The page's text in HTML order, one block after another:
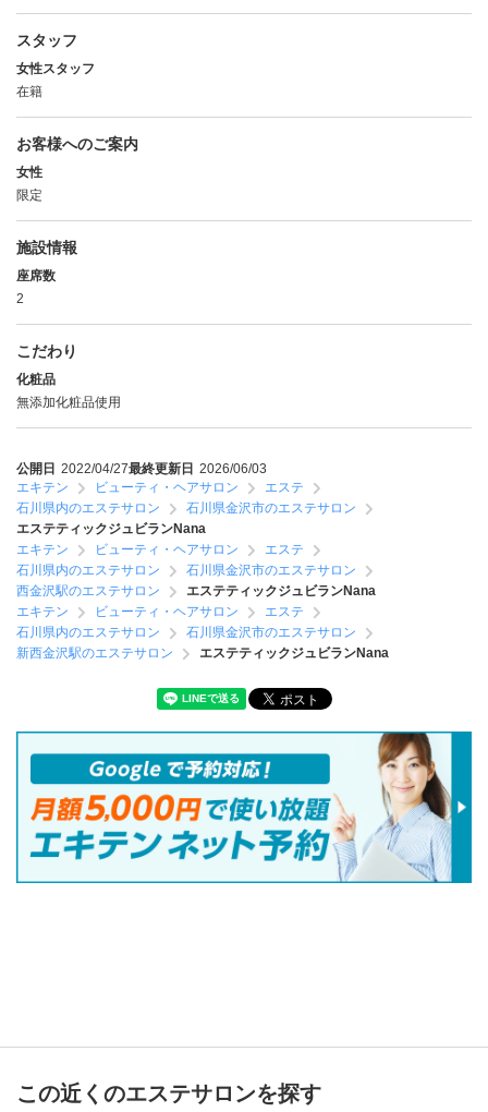
スタッフ
女性スタッフ
在籍
お客様へのご案内
女性
限定
施設情報
座席数
2
こだわり
化粧品
無添加化粧品使用
公開日 2022/04/27最終更新日 2026/06/03
エキテン
ビューティ・ヘアサロン
エステ
石川県内のエステサロン
石川県金沢市のエステサロン
エステティックジュビランNana
エキテン
ビューティ・ヘアサロン
エステ
石川県内のエステサロン
石川県金沢市のエステサロン
西金沢駅のエステサロン
エステティックジュビランNana
エキテン
ビューティ・ヘアサロン
エステ
石川県内のエステサロン
石川県金沢市のエステサロン
新西金沢駅のエステサロン
エステティックジュビランNana
この近くのエステサロンを探す